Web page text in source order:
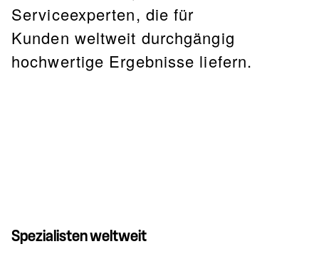
Serviceexperten, diefür
Kunden weltweit durchgängig
hochwertige Ergebnisse liefern.
Spezialisten weltweit